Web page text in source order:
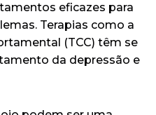
eficazes para
Terapias como a
(TCC) têm se
da depressão e